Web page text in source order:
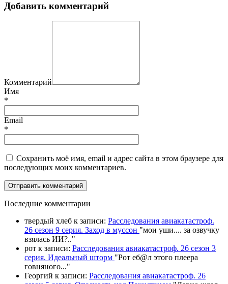
Добавить комментарий
Комментарий
Имя
*
Email
*
Сохранить моё имя, email и адрес сайта в этом браузере для
последующих моих комментариев.
Последние комментарии
твердый хлеб к записи: Расследования авиакатастроф.
26 сезон 9 серия. Заход в муссон "мои уши.... за озвучку
взялась ИИ?.."
рот к записи: Расследования авиакатастроф. 26 сезон 3
серия. Идеальный шторм "Рот еб@л этого плеера
говняного..."
Георгий к записи: Расследования авиакатастроф. 26